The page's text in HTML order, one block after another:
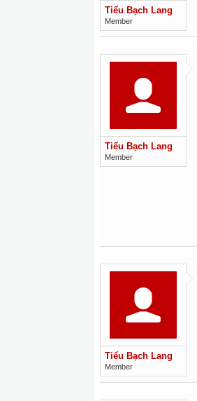
Tiểu Bạch Lang
Member
Tiểu Bạch Lang
Member
Tiểu Bạch Lang
Member